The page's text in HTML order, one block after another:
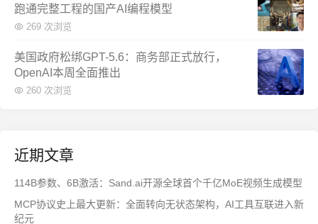
跑通完整工程的国产AI编程模型
269 次浏览
美国政府松绑GPT-5.6：商务部正式放行，
OpenAI本周全面推出
260 次浏览
近期文章
114B参数、6B激活：Sand.ai开源全球首个千亿MoE视频生成模型
MCP协议史上最大更新：全面转向无状态架构，AI工具互联进入新
纪元